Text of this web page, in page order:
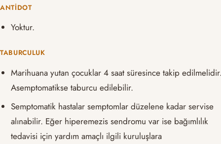
ANTIDOT
Yoktur.
TABURCULUK
Marihuana yutan çocuklar 4 saat süresince takip
Asemptomatikse taburcu edilebilir.
Semptomatik hastalar semptomlar düzelene kadar servise
alınabilir. Eğer hiperemezis sendromu var ise bağımlılık
tedavisi için yardım amaçlı ilgili kuruluşlara